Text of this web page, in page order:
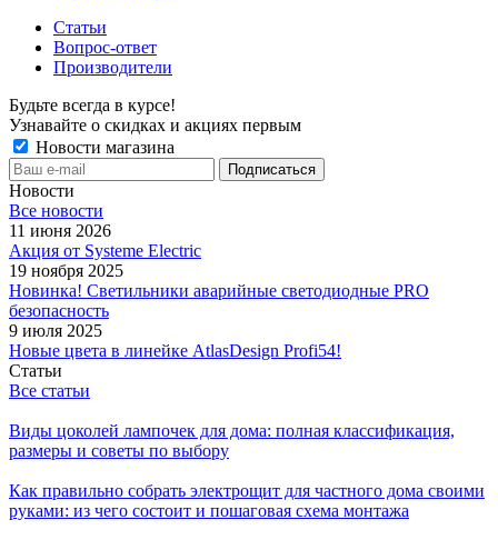
Статьи
Вопрос-ответ
Производители
Будьте всегда в курсе!
Узнавайте о скидках и акциях первым
Новости магазина
Новости
Все новости
11 июня 2026
Акция от Systeme Electric
19 ноября 2025
Новинка! Светильники аварийные светодиодные PRO
безопасность
9 июля 2025
Новые цвета в линейке AtlasDesign Profi54!
Статьи
Все статьи
Виды цоколей лампочек для дома: полная классификация,
размеры и советы по выбору
Как правильно собрать электрощит для частного дома своими
руками: из чего состоит и пошаговая схема монтажа